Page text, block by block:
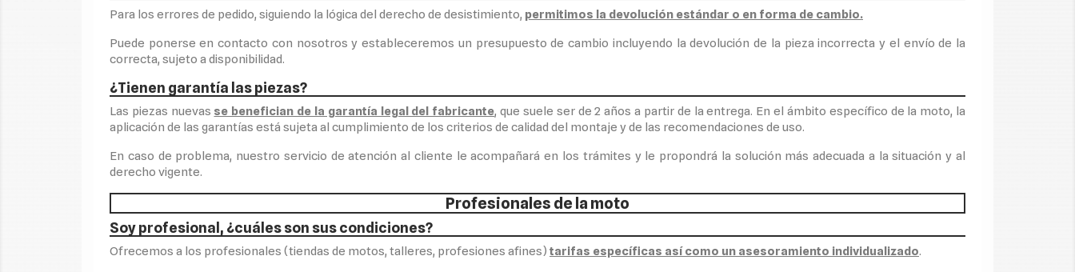
Para los errores de pedido, siguiendo la lógica del derecho de desistimiento, permitimos la devolución estándar o en forma de cambio.
Puede ponerse en contacto con nosotros y estableceremos un presupuesto de cambio incluyendo la devolución de la pieza incorrecta y el envío de la
correcta, sujeto a disponibilidad.
¿Tienen garantía las piezas?
Las piezas nuevas se benefician de la garantía legal del fabricante, que suele ser de 2 años a partir de la entrega. En el ámbito específico de la moto, la
aplicación de las garantías está sujeta al cumplimiento de los criterios de calidad del montaje y de las recomendaciones de uso.
En caso de problema, nuestro servicio de atención al cliente le acompañará en los trámites y le propondrá la solución más adecuada a la situación y al
derecho vigente.
Profesionales de la moto
Soy profesional, ¿cuáles son sus condiciones?
Ofrecemos a los profesionales (tiendas de motos, talleres, profesiones afines) tarifas específicas así como un asesoramiento individualizado.